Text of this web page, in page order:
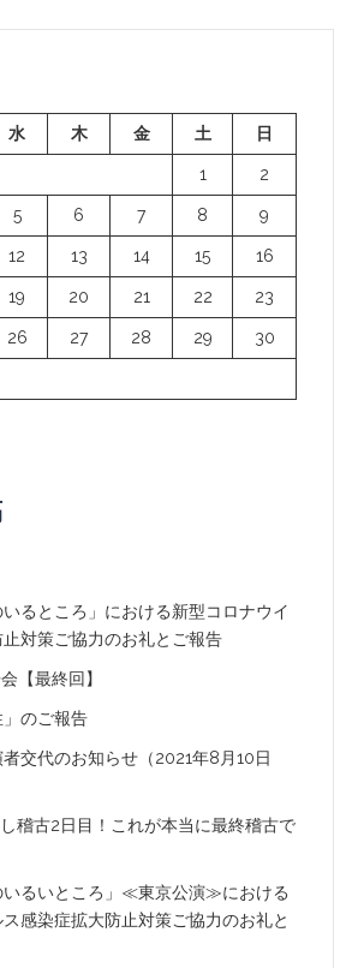
水 木 金 土 日
1 2
5 6 7 8 9
12 13 14 15 16
19 20 21 22 23
26 27 28 29 30
いるところ」における新型コロナウイ
対策ご協力のお礼とご報告
【最終回】
のご報告
交代のお知らせ（2021年8月10日
稽古2日目！これが本当に最終稽古で
いるいところ」≪東京公演≫における
感染症拡大防止対策ご協力のお礼と